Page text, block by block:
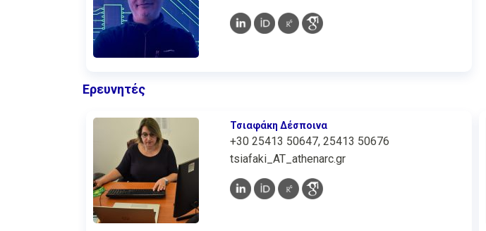
Ερευνητές
Τσιαφάκη Δέσποινα
+30 25413 50647, 25413 50676
tsiafaki_AT_athenarc.gr